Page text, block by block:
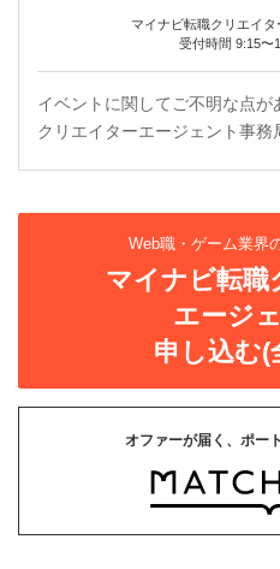
マイナビ転職クリエイ
受付時間 9:15〜
イベントに関してご不明な点
クリエイターエージェント事務
Web職・ゲーム業界
マイナビ転職
エージ
申し込む(
オファーが届く、ポー